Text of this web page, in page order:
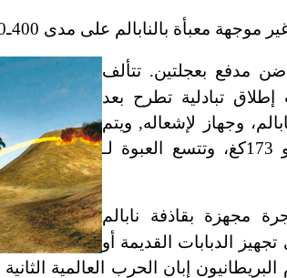
معبأة بالنابالم على مدى 400ـ800م.
مدفع بعجلتين. تتألف
تبادلية تطرح بعد
وجهاز لإشعاله, ويتم
الرمي ميكانيكياً أو كهربائياً. تزن القاذفة من هذا النوع نحو 173كغ، وتتسع العبوة لـ
مجهزة بقاذفة نابالم
الدبابات القديمة أو
إبان الحرب العالمية الثانية